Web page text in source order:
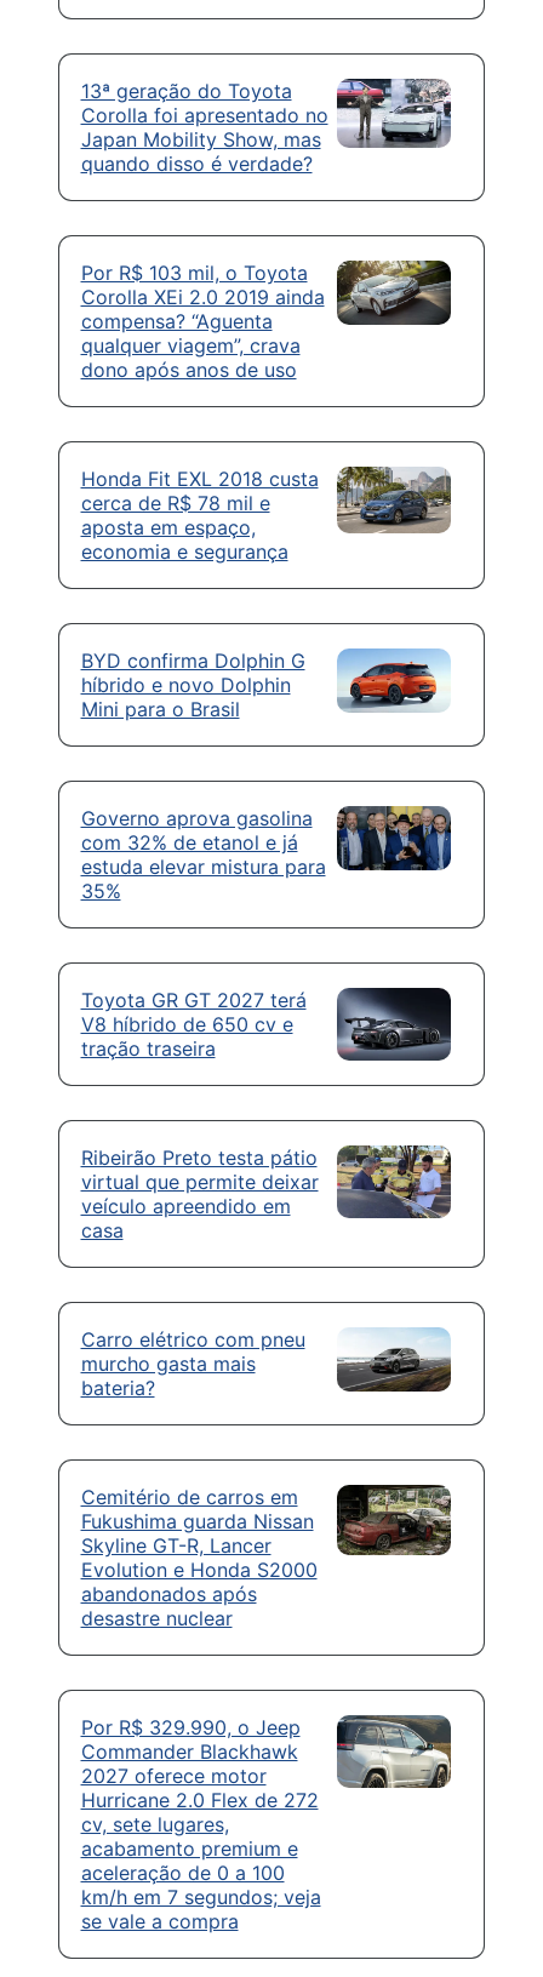
13ª geração do Toyota
Corolla foi apresentado no
Japan Mobility Show, mas
quando disso é verdade?
Por R$ 103 mil, o Toyota
Corolla XEi 2.0 2019 ainda
compensa? “Aguenta
qualquer viagem”, crava
dono após anos de uso
Honda Fit EXL 2018 custa
cerca de R$ 78 mil e
aposta em espaço,
economia e segurança
BYD confirma Dolphin G
híbrido e novo Dolphin
Mini para o Brasil
Governo aprova gasolina
com 32% de etanol e já
estuda elevar mistura para
35%
Toyota GR GT 2027 terá
V8 híbrido de 650 cv e
tração traseira
Ribeirão Preto testa pátio
virtual que permite deixar
veículo apreendido em
casa
Carro elétrico com pneu
murcho gasta mais
bateria?
Cemitério de carros em
Fukushima guarda Nissan
Skyline GT-R, Lancer
Evolution e Honda S2000
abandonados após
desastre nuclear
Por R$ 329.990, o Jeep
Commander Blackhawk
2027 oferece motor
Hurricane 2.0 Flex de 272
cv, sete lugares,
acabamento premium e
aceleração de 0 a 100
km/h em 7 segundos; veja
se vale a compra